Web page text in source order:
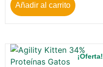
Añadir al carrito
¡Oferta!